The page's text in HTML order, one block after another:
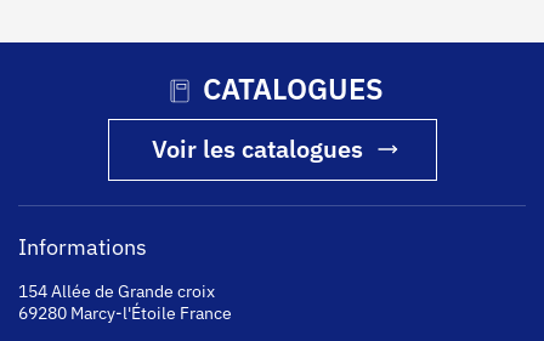
CATALOGUES
Voir les catalogues
Informations
154 Allée de Grande croix
69280 Marcy-l'Étoile France